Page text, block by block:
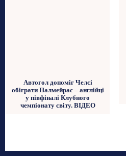
Автогол допоміг Челсі
обіграти Палмейрас – англійці
у півфіналі Клубного
чемпіонату світу. ВІДЕО